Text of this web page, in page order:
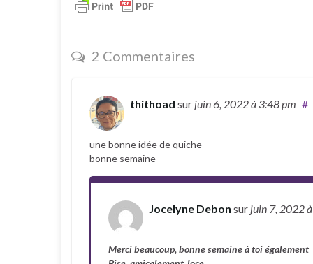
2 Commentaires
thithoad sur juin 6, 2022à 3:48 pm #
une bonne idée de quiche
bonne semaine
Jocelyne Debon sur juin 7, 2022
Merci beaucoup, bonne semaine à toi également